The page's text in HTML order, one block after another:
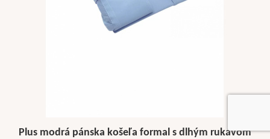
Plus modrá pánska košeľa formal s dlhým rukávom